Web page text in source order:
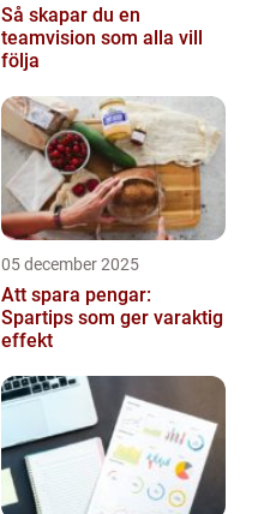
Så skapar du en
teamvision som alla vill
följa
05 december 2025
Att spara pengar:
Spartips som ger varaktig
effekt